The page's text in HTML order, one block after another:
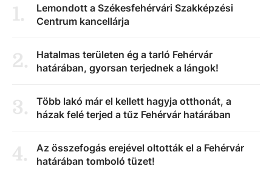
1.
Lemondott a Székesfehérvári Szakképzési
Centrum kancellárja
2.
Hatalmas területen ég a tarló Fehérvár
határában, gyorsan terjednek a lángok!
3.
Több lakó már el kellett hagyja otthonát, a
házak felé terjed a tűz Fehérvár határában
4.
Az összefogás erejével oltották el a Fehérvár
határában tomboló tüzet!